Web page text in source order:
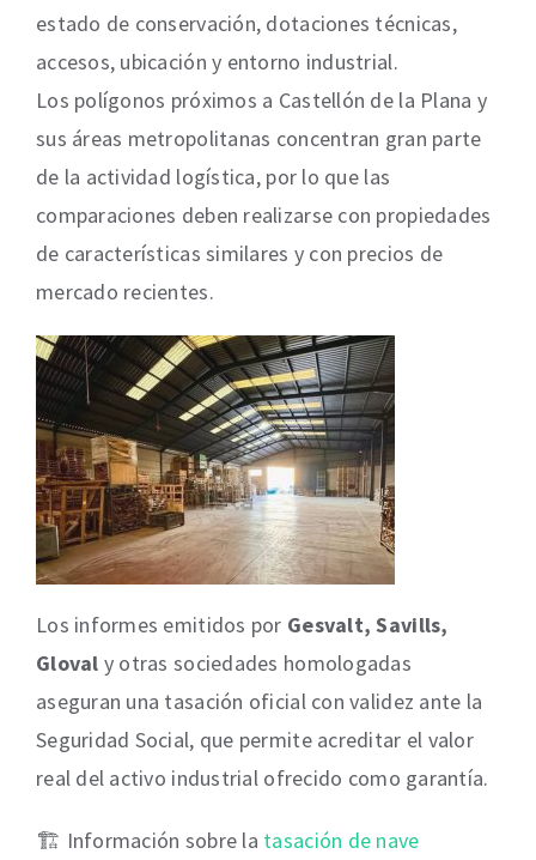
estado de conservación, dotaciones técnicas,
accesos, ubicación y entorno industrial.
Los polígonos próximos a Castellón de la Plana y
sus áreas metropolitanas concentran gran parte
de la actividad logística, por lo que las
comparaciones deben realizarse con propiedades
de características similares y con precios de
mercado recientes.
Los informes emitidos por Gesvalt, Savills,
Gloval y otras sociedades homologadas
aseguran una tasación oficial con validez ante la
Seguridad Social, que permite acreditar el valor
real del activo industrial ofrecido como garantía.
🏗️ Información sobre la tasación de nave